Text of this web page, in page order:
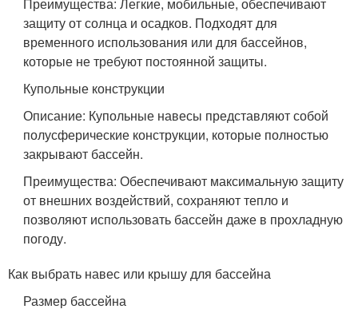
защиту от солнца и осадков. Подходят для
временного использования или для бассейнов,
которые не требуют постоянной защиты.
Купольные конструкции
Описание: Купольные навесы представляют собой
полусферические конструкции, которые полностью
закрывают бассейн.
Преимущества: Обеспечивают максимальную защиту
от внешних воздействий, сохраняют тепло и
позволяют использовать бассейн даже в прохладную
погоду.
Как выбрать навес или крышу для бассейна
Размер бассейна